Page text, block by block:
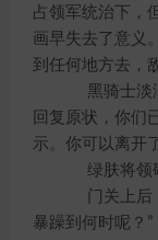
占领军统治下，
画早失去了意义
到任何地方去，
黑骑士淡淡
回复原状，你们
示。你可以离开
绿肤将领敬
门关上后，
暴躁到何时呢？”